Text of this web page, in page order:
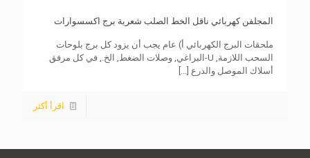
المجلفن كهربائي ناقل الخط الصلب شعرية برج اكسسوارات
ملحقات البرج الكهربائي أ) عام يجب أن يزود كل برج بلوحات
السحب اللازمة, U-البراغي, وصلات الضغط, الخ., في كل مرفق
أسلاك الموصل والدرع [...]
اقرأ أكثر